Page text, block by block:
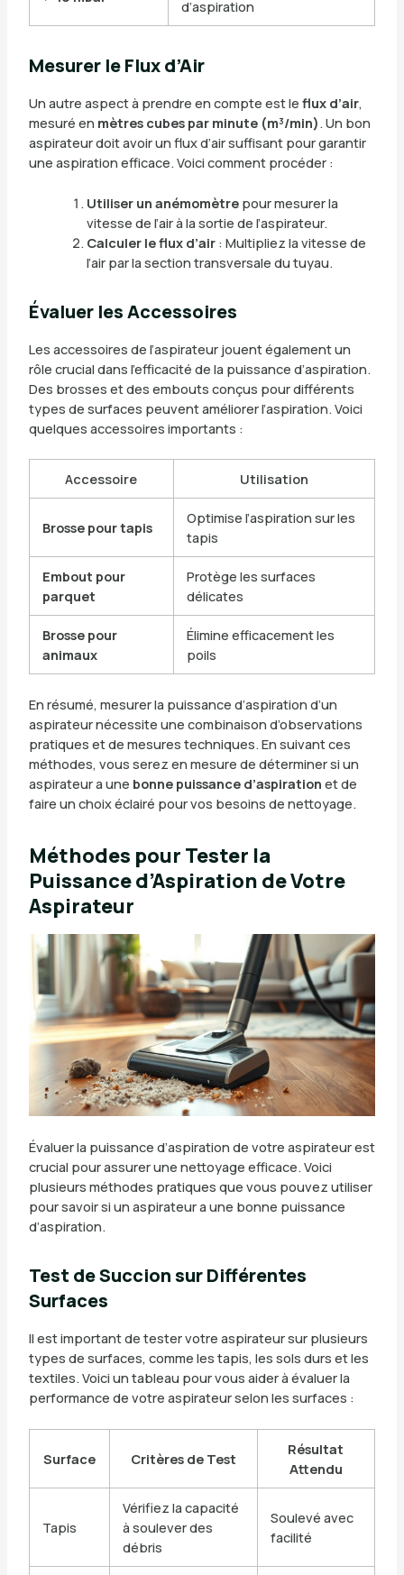
d’aspiration
Mesurer le Flux d’Air
Un autre aspect à prendre en compte est le flux d’air,
mesuré en mètres cubes par minute (m³/min) . Un bon
aspirateur doit avoir un flux d’air suffisant pour garantir
une aspiration efficace. Voici comment procéder :
Utiliser un anémomètrepour mesurer la
vitesse de l’air à la sortie de l’aspirateur.
Calculer le flux d’air: Multipliez la vitesse de
l’air par la section transversale du tuyau.
Évaluer les Accessoires
Les accessoires de l’aspirateur jouent également un
rôle crucial dans l’efficacité de la puissance d’aspiration.
Des brosses et des embouts conçus pour différents
types de surfaces peuvent améliorer l’aspiration. Voici
quelques accessoires importants :
Accessoire Utilisation
Brosse pour tapis
Optimise l’aspiration sur les
tapis
Embout pour
parquet
Protège les surfaces
délicates
Brosse pour
animaux
Élimine efficacement les
poils
En résumé, mesurer la puissance d’aspiration d’un
aspirateur nécessite une combinaison d’observations
pratiques et de mesures techniques. En suivant ces
méthodes, vous serez en mesure de déterminer si un
aspirateur a une bonne puissance d’aspiration et de
faire un choix éclairé pour vos besoins de nettoyage.
Méthodes pour Tester la
Puissance d’Aspiration de Votre
Aspirateur
Évaluer la puissance d’aspiration de votre aspirateur est
crucial pour assurer une nettoyage efficace. Voici
plusieurs méthodes pratiques que vous pouvez utiliser
pour savoir si un aspirateur a une bonne puissance
d’aspiration.
Test de Succion sur Différentes
Surfaces
Il est important de tester votre aspirateur sur plusieurs
types de surfaces, comme les tapis, les sols durs et les
textiles. Voici un tableau pour vous aider à évaluer la
performance de votre aspirateur selon les surfaces :
Surface Critères de Test
Résultat
Attendu
Tapis
Vérifiez la capacité
à soulever des
débris
Soulevé avec
facilité